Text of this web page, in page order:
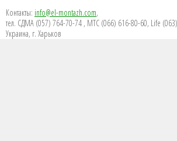
Контакты: info@el-montazh.com,
тел. СДМА (057) 764-70-74 , МТС (066) 616-80-60, Life
Украина, г. Харьков